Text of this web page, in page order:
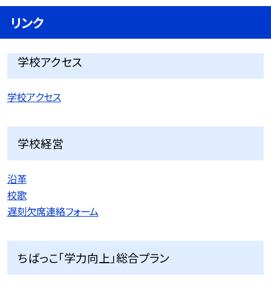
リンク
学校アクセス
学校アクセス
学校経営
沿革
校歌
遅刻欠席連絡フォーム
ちばっこ「学力向上」総合プラン